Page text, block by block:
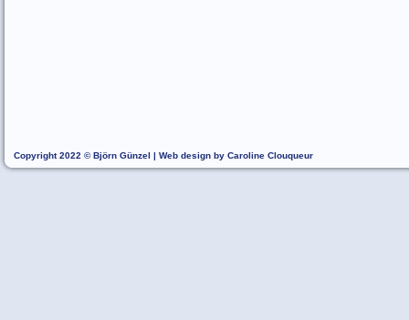
Copyright 2022 © Björn Günzel | Web design by Caroline Clouqueur